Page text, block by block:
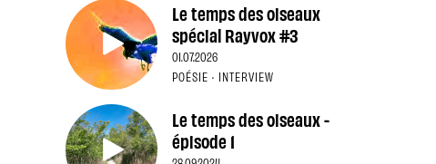
Le temps des oiseaux
spécial Rayvox #3
01.07.2026
POÉSIE · INTERVIEW
Le temps des oiseaux -
épisode 1